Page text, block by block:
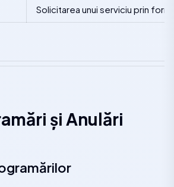
Solicitarea unui serviciu prin
și Anulări